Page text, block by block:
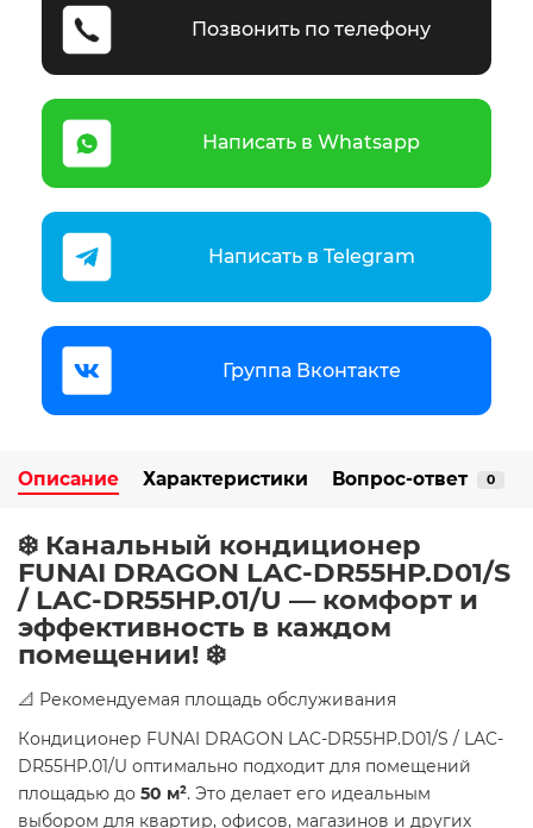
Позвонить по телефону
Написать в Whatsapp
Написать в Telegram
Группа Вконтакте
Описание Характеристики Вопрос-ответ 0
❄️ Канальный кондиционер
FUNAI DRAGON LAC-DR55HP.D01/S
/ LAC-DR55HP.01/U — комфорт и
эффективность в каждом
помещении! ❄️
📐 Рекомендуемая площадь обслуживания
Кондиционер FUNAI DRAGON LAC-DR55HP.D01/S / LAC-
DR55HP.01/U оптимально подходит для помещений
площадью до 50 м². Это делает его идеальным
выбором для квартир, офисов, магазинов и других